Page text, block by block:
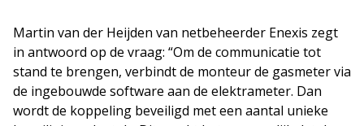
Martin van der Heijden van netbeheerder Enexis zegt
in antwoord op de vraag: “Om de communicatie tot
stand te brengen, verbindt de monteur de gasmeter via
de ingebouwde software aan de elektrameter. Dan
wordt de koppeling beveiligd met een aantal unieke